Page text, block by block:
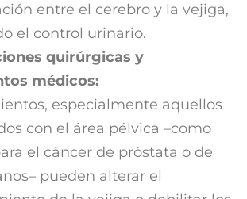
entre el cerebro y la vejiga,
el control urinario.
quirúrgicas y
médicos:
especialmente aquellos
con el área pélvica –como
el cáncer de próstata o de
pueden alterar el